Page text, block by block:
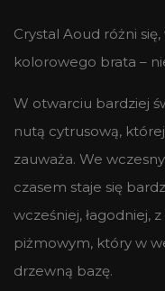
Crystal Aoud różni
kolorowego brata –
W otwarciu bardziej
nutą cytrusową,
zauważa. We
czasem staje się
wcześniej, łagodniej,
piżmowym, który w
drzewną bazę.